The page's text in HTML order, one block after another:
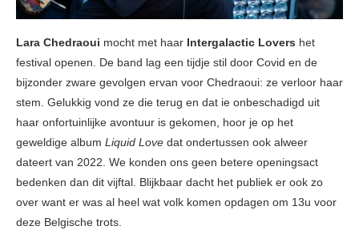
Lara Chedraoui mocht met haar Intergalactic Lovers het
festival openen. De band lag een tijdje stil door Covid en de
bijzonder zware gevolgen ervan voor Chedraoui: ze verloor haar
stem. Gelukkig vond ze die terug en dat ie onbeschadigd uit
haar onfortuinlijke avontuur is gekomen, hoor je op het
geweldige album Liquid Love dat ondertussen ook alweer
dateert van 2022. We konden ons geen betere openingsact
bedenken dan dit vijftal. Blijkbaar dacht het publiek er ook zo
over want er was al heel wat volk komen opdagen om 13u voor
deze Belgische trots.